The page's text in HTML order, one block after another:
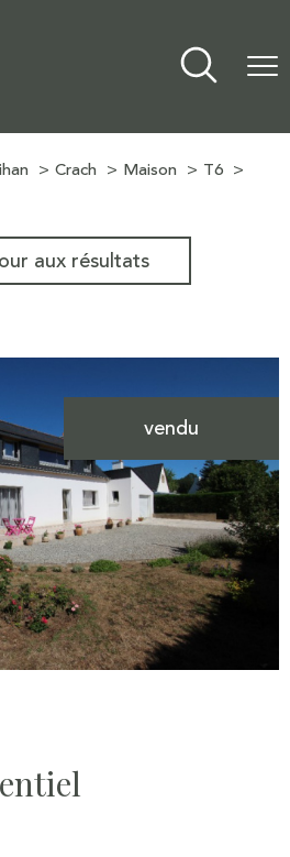
Crach Maison
T6
aux résultats
vendu